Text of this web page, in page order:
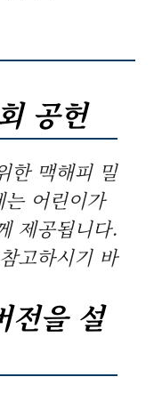
공헌
한 맥해피 밀
어린이가
제공됩니다.
고하시기 바
전을 설